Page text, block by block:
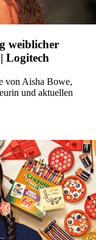
weiblicher
Logitech
von Aisha Bowe,
und aktuellen